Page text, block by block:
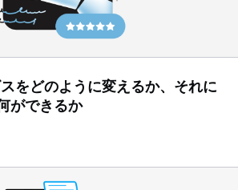
をどのように変えるか、それに
ができるか